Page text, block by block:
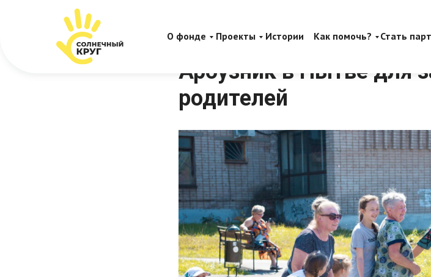
Стать
Как помочь?
Истории
Проекты
О фонде
Арбузник в Нытве для
родителей